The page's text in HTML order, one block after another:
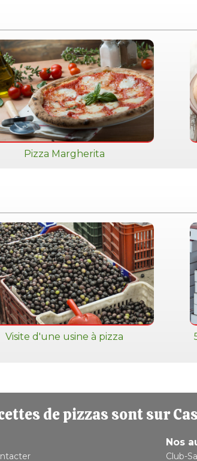
Pizza Margherita
Visite d'une usine à pizza
de pizzas sont sur
Nos
Club-